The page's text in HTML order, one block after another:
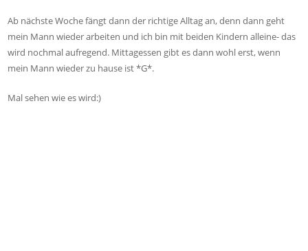
Ab nächste Woche fängt dann der richtige Alltag an, denn dann geht
mein Mann wieder arbeiten und ich bin mit beiden Kindern alleine- das
wird nochmal aufregend. Mittagessen gibt es dann wohl erst, wenn
mein Mann wieder zu hause ist *G*.
Mal sehen wie es wird:)